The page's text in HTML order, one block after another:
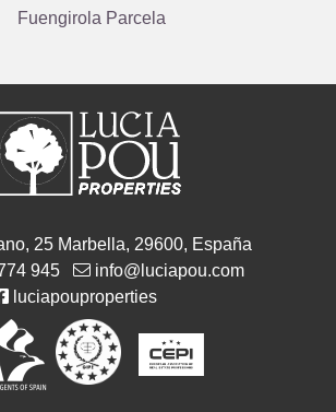
Fuengirola Parcela
25 Marbella, 29600, España
945
info@luciapou.com
luciapouproperties